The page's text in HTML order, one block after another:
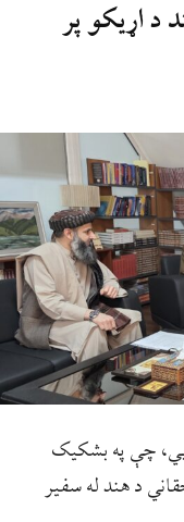
د اړیکو پر
چې په بشکیک
د هند له سفیر